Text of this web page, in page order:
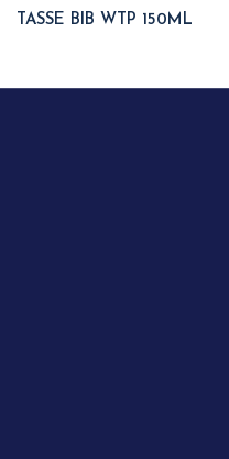
TASSE BIB WTP 150ML